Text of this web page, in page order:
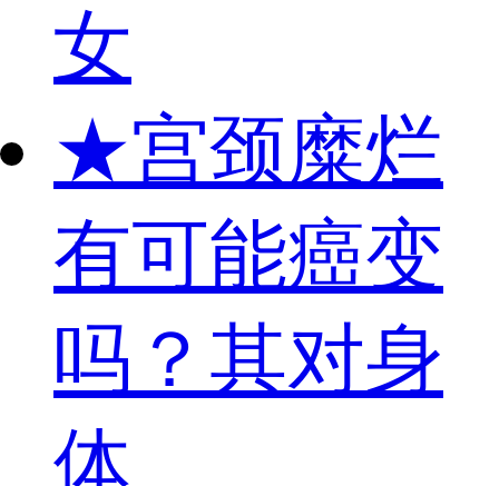
女
★宫颈糜烂
有可能癌变
吗？其对身
体